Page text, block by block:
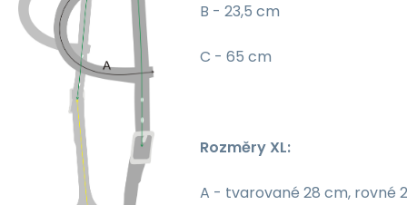
B - 23,5 cm
C - 65 cm
Rozměry XL:
A - tvarované 28 cm, rovné